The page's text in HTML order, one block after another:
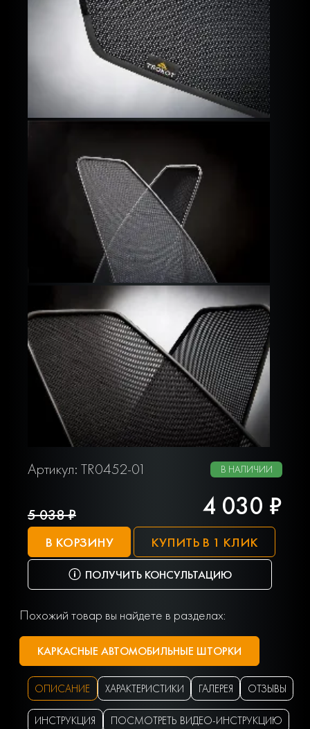
Артикул: TR0452-01 В НАЛИЧИИ
5 038 ₽ 4 030 ₽
В КОРЗИНУ КУПИТЬ В 1 КЛИК
ПОЛУЧИТЬ КОНСУЛЬТАЦИЮ
Похожий товар вы найдете в разделах:
КАРКАСНЫЕ АВТОМОБИЛЬНЫЕ ШТОРКИ
ОПИСАНИЕ ХАРАКТЕРИСТИКИ ГАЛЕРЕЯ ОТЗЫВЫ
ИНСТРУКЦИЯ ПОСМОТРЕТЬ ВИДЕО-ИНСТРУКЦИЮ